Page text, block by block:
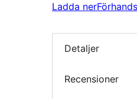
Ladda ner
Detaljer
Recensioner